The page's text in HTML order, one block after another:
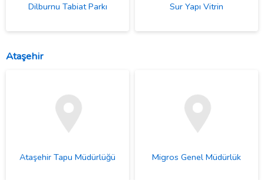
Dilburnu Tabiat Parkı Sur Yapı Vitrin
Ataşehir
Ataşehir Tapu Müdürlüğü Migros Genel Müdürlük